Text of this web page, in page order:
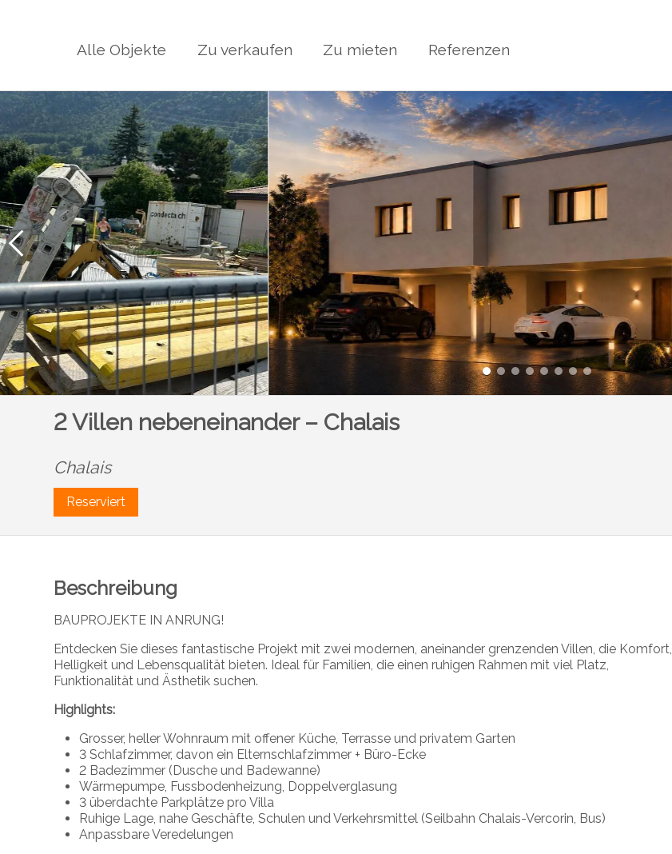
Alle Objekte Zu verkaufen Zu mieten Referenzen
2 Villen nebeneinander – Chalais
Chalais
Reserviert
Beschreibung
BAUPROJEKTE IN ANRUNG!
Entdecken Sie dieses fantastische Projekt mit zwei modernen, aneinander grenzenden Villen, die Komfort,
Helligkeit und Lebensqualität bieten. Ideal für Familien, die einen ruhigen Rahmen mit viel Platz,
Funktionalität und Ästhetik suchen.
Highlights:
Grosser, heller Wohnraum mit offener Küche, Terrasse und privatem Garten
3 Schlafzimmer, davon ein Elternschlafzimmer + Büro-Ecke
2 Badezimmer (Dusche und Badewanne)
Wärmepumpe, Fussbodenheizung, Doppelverglasung
3 überdachte Parkplätze pro Villa
Ruhige Lage, nahe Geschäfte, Schulen und Verkehrsmittel (Seilbahn Chalais-Vercorin, Bus)
Anpassbare Veredelungen